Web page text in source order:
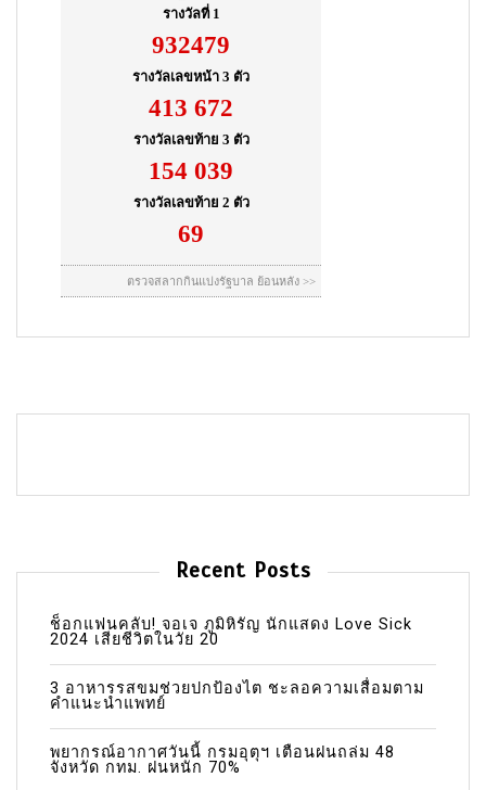
Recent Posts
ช็อกแฟนคลับ! จอเจ ภูมิหิรัญ นักแสดง Love Sick
2024 เสียชีวิตในวัย 20
3 อาหารรสขมช่วยปกป้องไต ชะลอความเสื่อมตาม
คำแนะนำแพทย์
พยากรณ์อากาศวันนี้ กรมอุตุฯ เตือนฝนถล่ม 48
จังหวัด กทม. ฝนหนัก 70%